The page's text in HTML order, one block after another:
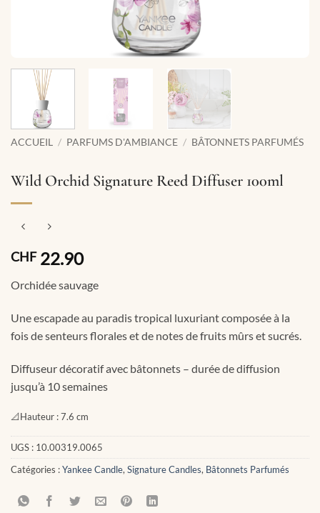
ACCUEIL / PARFUMS D'AMBIANCE / BÂTONNETS PARFUMÉS
Wild Orchid Signature Reed Diffuser 100ml
CHF22.90
Orchidée sauvage
Une escapade au paradis tropical luxuriant composée à la
fois de senteurs florales et de notes de fruits mûrs et sucrés.
Diffuseur décoratif avec bâtonnets – durée de diffusion
jusqu’à 10 semaines
📐Hauteur :7.6 cm
UGS : 10.00319.0065
Catégories :Yankee Candle, Signature Candles, Bâtonnets Parfumés